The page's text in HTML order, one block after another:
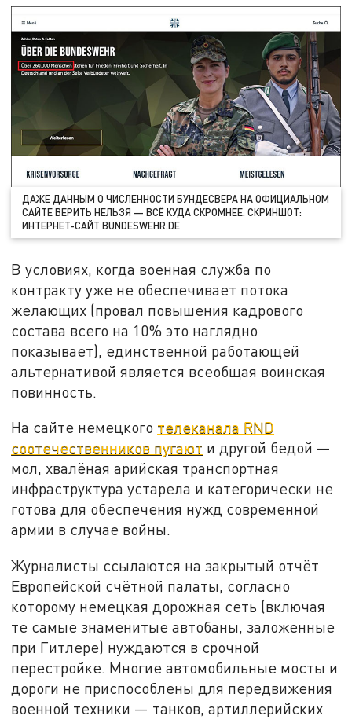
ДАЖЕ ДАННЫМ О ЧИСЛЕННОСТИ БУНДЕСВЕРА НА ОФИЦИАЛЬНОМ
САЙТЕ ВЕРИТЬ НЕЛЬЗЯ — ВСЁ КУДА СКРОМНЕЕ. СКРИНШОТ:
ИНТЕРНЕТ-САЙТ BUNDESWEHR.DE
В условиях, когда военная служба по
контракту уже не обеспечивает потока
желающих (провал повышения кадрового
состава всего на 10% это наглядно
показывает), единственной работающей
альтернативой является всеобщая воинская
повинность.
На сайте немецкого телеканала RND
соотечественников пугают и другой бедой —
мол, хвалёная арийская транспортная
инфраструктура устарела и категорически не
готова для обеспечения нужд современной
армии в случае войны.
Журналисты ссылаются на закрытый отчёт
Европейской счётной палаты, согласно
которому немецкая дорожная сеть (включая
те самые знаменитые автобаны, заложенные
при Гитлере) нуждаются в срочной
перестройке. Многие автомобильные мосты и
дороги не приспособлены для передвижения
военной техники — танков, артиллерийских